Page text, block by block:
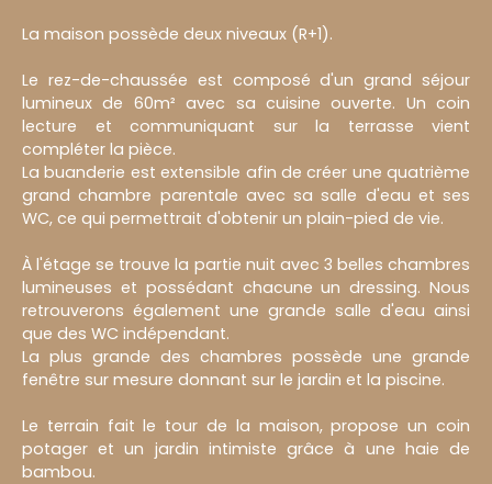
La maison possède deux niveaux (R+1).
Le rez-de-chaussée est composé d'un grand séjour
lumineux de 60m² avec sa cuisine ouverte. Un coin
lecture et communiquant sur la terrasse vient
compléter la pièce.
La buanderie est extensible afin de créer une quatrième
grand chambre parentale avec sa salle d'eau et ses
WC, ce qui permettrait d'obtenir un plain-pied de vie.
À l'étage se trouve la partie nuit avec 3 belles chambres
lumineuses et possédant chacune un dressing. Nous
retrouverons également une grande salle d'eau ainsi
que des WC indépendant.
La plus grande des chambres possède une grande
fenêtre sur mesure donnant sur le jardin et la piscine.
Le terrain fait le tour de la maison, propose un coin
potager et un jardin intimiste grâce à une haie de
bambou.